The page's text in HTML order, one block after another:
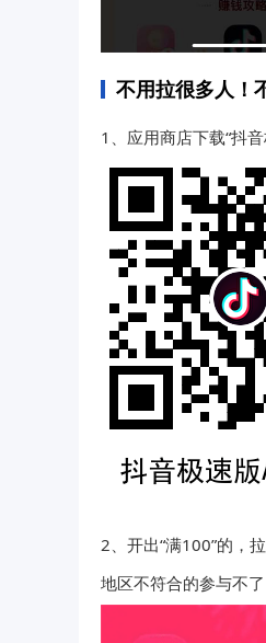
不用拉很多人！
1、应用商店下载“抖
2、开出“满100”的，
地区不符合的参与不